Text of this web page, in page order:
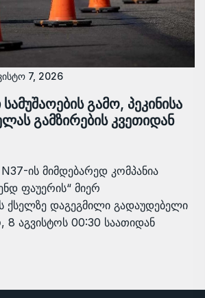
7, 2026
გამო, პეკინისა
გამზირების კვეთიდან
N37-ის მიმდებარედ კომპანია
ფაუერის“ მიერ
ქსელზე დაგეგმილი გადაუდებელი
8 აგვისტოს 00:30 საათიდან